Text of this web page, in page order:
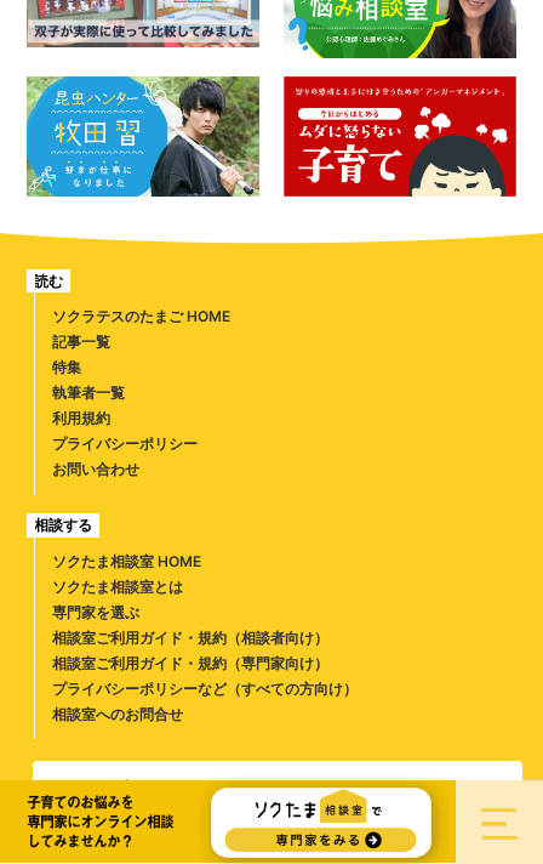
読む
ソクラテスのたまご HOME
記事一覧
特集
執筆者一覧
利用規約
プライバシーポリシー
お問い合わせ
相談する
ソクたま相談室 HOME
ソクたま相談室とは
専門家を選ぶ
相談室ご利用ガイド・規約（相談者向け）
相談室ご利用ガイド・規約（専門家向け）
プライバシーポリシーなど（すべての方向け）
相談室へのお問合せ
ソクたま公式SNS
子どもの教育に役立つ情報をお届けします
専門家募集 スタッフ募集 広告募集について
子育てのお悩みを
専門家にオンライン相談
してみませんか？